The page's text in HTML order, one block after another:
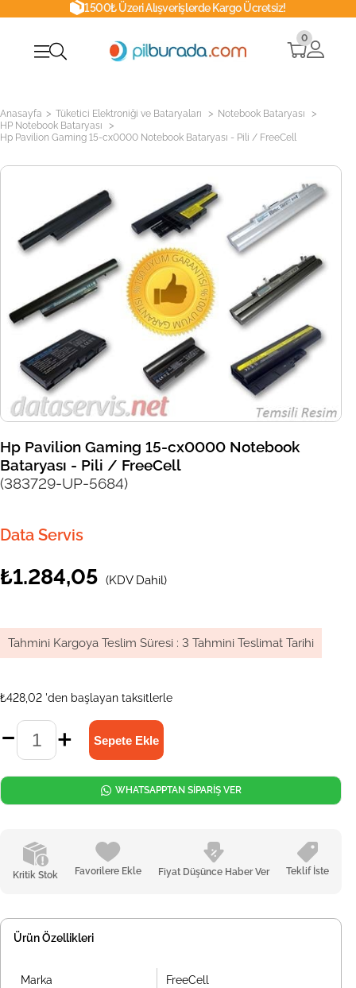
1500₺ Üzeri Alışverişlerde Kargo Ücretsiz!
0
Anasayfa > Tüketici Elektroniği ve Bataryaları > Notebook Bataryası >
HP Notebook Bataryası >
Hp Pavilion Gaming 15-cx0000 Notebook Bataryası - Pili / FreeCell
Hp Pavilion Gaming 15-cx0000 Notebook
Bataryası - Pili / FreeCell
(383729-UP-5684)
Data Servis
₺1.284,05 (KDV Dahil)
Tahmini Kargoya Teslim Süresi : 3 Tahmini Teslimat Tarihi
₺428,02 'den başlayan taksitlerle
Kritik Stok Favorilere Ekle Fiyat Düşünce Haber Ver Teklif İste
WHATSAPPTAN SİPARİŞ VER
Ürün Özellikleri
Marka FreeCell